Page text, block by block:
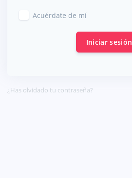
Acuérdate de mí
Iniciar sesión
¿Has olvidado tu contraseña?